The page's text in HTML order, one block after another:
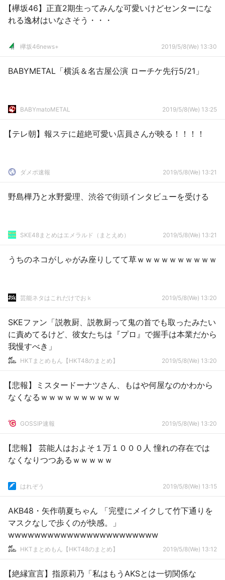
【欅坂46】正直2期生ってみんな可愛いけどセンターにな
れる逸材はいなさそう・・・
欅坂46news+ 2019/5/8(We) 13:30
BABYMETAL「横浜＆名古屋公演 ローチケ先行5/21」
BABYmatoMETAL 2019/5/8(We) 13:25
【テレ朝】報ステに超絶可愛い店員さんが映る！！！！
ダメポ速報 2019/5/8(We) 13:21
野島樺乃と水野愛理、渋谷で街頭インタビューを受ける
SKE48まとめはエメラルド（まとえめ） 2019/5/8(We) 13:21
うちのネコがしゃがみ座りしてて草ｗｗｗｗｗｗｗｗｗｗ
芸能ネタはこれだけでおｋ 2019/5/8(We) 13:20
SKEファン「説教厨、説教厨って鬼の首でも取ったみたい
に責めてるけど、彼女たちは『プロ』で握手は本業だから
我慢すべき」
HKTまとめもん【HKT48のまとめ】 2019/5/8(We) 13:20
【悲報】ミスタードーナツさん、もはや何屋なのかわから
なくなるｗｗｗｗｗｗｗｗｗｗ
GOSSIP速報 2019/5/8(We) 13:20
【悲報】 芸能人はおよそ１万１０００人 憧れの存在では
なくなりつつあるｗｗｗｗｗ
はれぞう 2019/5/8(We) 13:15
AKB48・矢作萌夏ちゃん 「完璧にメイクして竹下通りを
マスクなしで歩くのが快感。」
wwwwwwwwwwwwwwwwwwwwwww
HKTまとめもん【HKT48のまとめ】 2019/5/8(We) 13:12
【絶縁宣言】指原莉乃「私はもうAKSとは一切関係な